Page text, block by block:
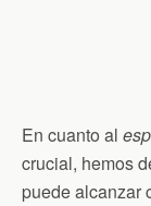
En cuanto al
crucial, hemos
puede alcanzar